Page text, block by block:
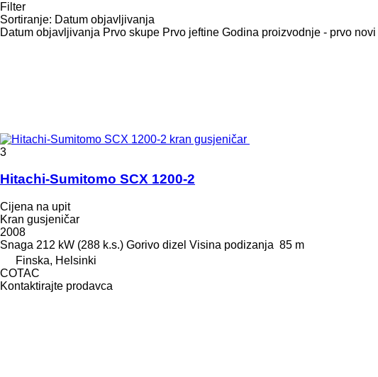
Filter
Sortiranje: Datum objavljivanja
Datum objavljivanja Prvo skupe Prvo jeftine Godina proizvodnje - prvo novi
3
Hitachi-Sumitomo SCX 1200-2
Cijena na upit
Kran gusjeničar
2008
Snaga 212 kW (288 k.s.) Gorivo dizel Visina podizanja 85 m
Finska, Helsinki
COTAC
Kontaktirajte prodavca